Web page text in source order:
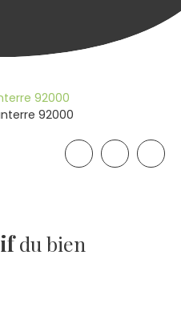
92000
92000
du bien